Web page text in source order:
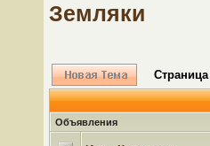
Земляки
Страница
Объявления